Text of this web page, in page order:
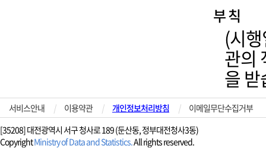
부 칙
(시
관의
을
서비스안내 | 이용약관 | 개인정보처리방침 |
이메일무단수집거부
[35208] 대전광역시 서구 청사로 189 (둔산동, 정부대전청사3동)
CopyrightMinistry of Data and Statistics.All rights reserved.